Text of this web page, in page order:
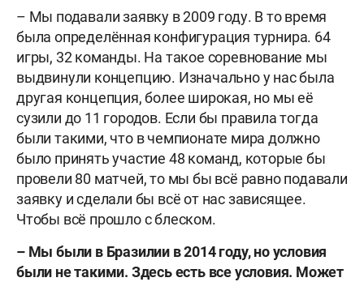
– Мы подавали заявку в 2009 году. В то время
была определённая конфигурация турнира. 64
игры, 32 команды. На такое соревнование мы
выдвинули концепцию. Изначально у нас была
другая концепция, более широкая, но мы её
сузили до 11 городов. Если бы правила тогда
были такими, что в чемпионате мира должно
было принять участие 48 команд, которые бы
провели 80 матчей, то мы бы всё равно подавали
заявку и сделали бы всё от нас зависящее.
Чтобы всё прошло с блеском.
– Мы были в Бразилии в 2014 году, но условия
были не такими. Здесь есть все условия. Может